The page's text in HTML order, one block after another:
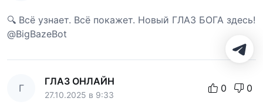
🔍 Всё узнает. Всё покажет. Новый ГЛАЗ БОГА здесь!
@BigBazeBot
Г
ГЛАЗ ОНЛАЙН
27.10.2025 в 9:33
0 0